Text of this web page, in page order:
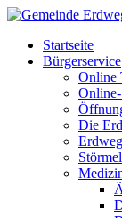
Startseite
Bürgerservice
Online
Die